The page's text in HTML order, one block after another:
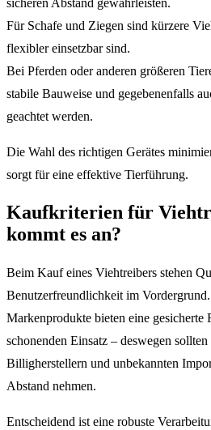
Für Schafe und Ziegen sind kürzere
flexibler einsetzbar sind.
Bei Pferden oder anderen größeren
stabile Bauweise und gegebenenfalls
geachtet werden.
Die Wahl des richtigen Gerätes
sorgt für eine effektive Tierführung.
Kaufkriterien für
kommt es an?
Beim Kauf eines Viehtreibers stehen
Benutzerfreundlichkeit im
Markenprodukte bieten eine gesicherte
schonenden Einsatz – deswegen
Billigherstellern und unbekannten
Abstand nehmen.
Entscheidend ist eine robuste